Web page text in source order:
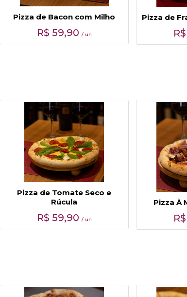
Pizza de Bacon com Milho
R$ 59,90 / un
Pizza de
R$
Pizza de Tomate Seco e
Rúcula
R$ 59,90 / un
Pizza À
R$